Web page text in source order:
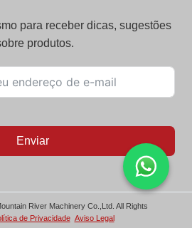
para receber dicas, sugestões
produtos.
Enviar
River Machinery Co.,Ltd. All Rights
de Privacidade Aviso Legal